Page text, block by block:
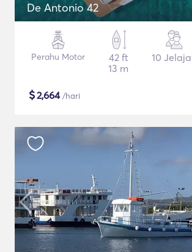
De Antonio 42
Perahu Motor
42 ft
13 m
10
$2,664/hari